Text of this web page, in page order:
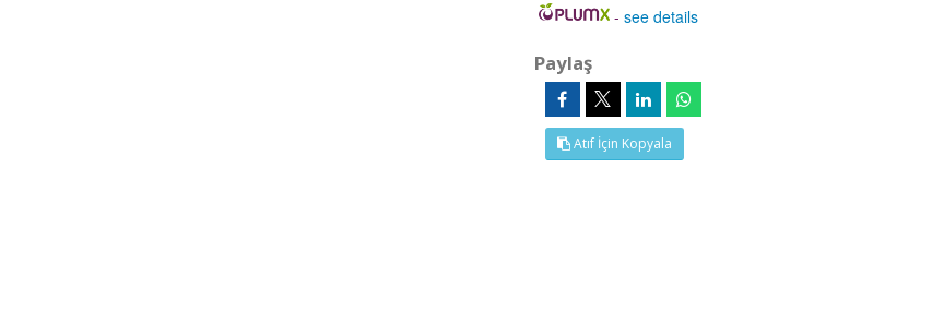
-see details
Paylaş
Atıf İçin Kopyala